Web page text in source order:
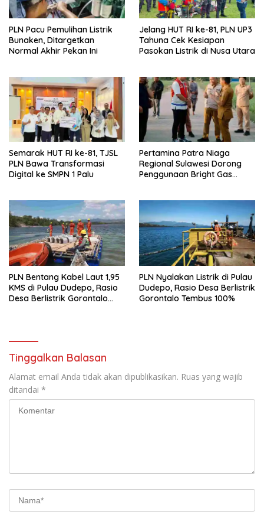
r
u
)
b
a
r
u
)
PLN Pacu Pemulihan Listrik
Bunaken, Ditargetkan
Normal Akhir Pekan Ini
Jelang HUT RI ke-81, PLN UP3
Tahuna Cek Kesiapan
Pasokan Listrik di Nusa Utara
Semarak HUT RI ke-81, TJSL
PLN Bawa Transformasi
Digital ke SMPN 1 Palu
Pertamina Patra Niaga
Regional Sulawesi Dorong
Penggunaan Bright Gas
PLN Bentang Kabel Laut 1,95
KMS di Pulau Dudepo, Rasio
Desa Berlistrik Gorontalo
PLN Nyalakan Listrik di Pulau
Dudepo, Rasio Desa Berlistrik
Gorontalo Tembus 100%
Tinggalkan Balasan
Alamat email Anda tidak akan dipublikasikan. Ruas yang wajib
ditandai *